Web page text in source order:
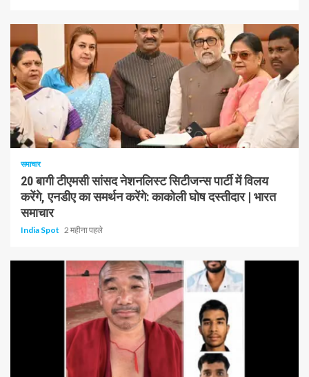
1 न्यूनतम पढ़ा
समाचार
20 बागी टीएमसी सांसद नेशनलिस्ट सिटीजन्स पार्टी में विलय
करेंगे, एनडीए का समर्थन करेंगे: काकोली घोष दस्तीदार | भारत
समाचार
India Spot 2 महीना पहले